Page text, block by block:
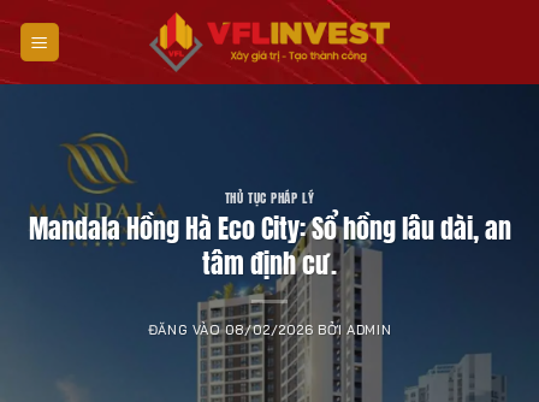
qua
nội
THỦ TỤC PHÁP LÝ
Mandala Hồng Hà Eco City: Sổ hồng lâu dài, an
tâm định cư.
ĐĂNG VÀO08/02/2026 BỞIADMIN